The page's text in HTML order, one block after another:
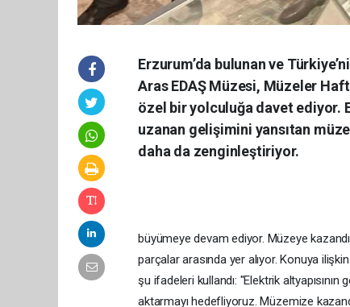
Erzurum’da bulunan ve
Aras EDAŞ Müzesi, Müzeler
özel bir yolculuğa davet ediyor.
uzanan gelişimini yansıtan
daha da zenginleştiriyor.
büyümeye devam ediyor. Müzeye
parçalar arasında yer alıyor. Konuya
şu ifadeleri kullandı: "Elektrik
aktarmayı hedefliyoruz. Müzemize